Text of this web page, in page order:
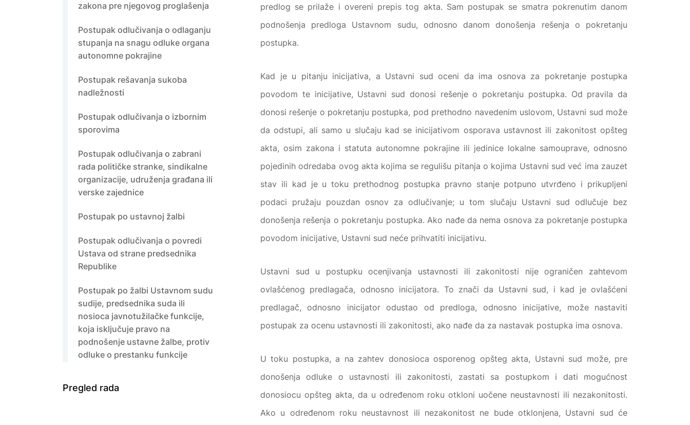
predlog se prilaže i overeni prepis tog akta. Sam postupak se smatra pokrenutim danom
podnošenja predloga Ustavnom sudu, odnosno danom donošenja rešenja o pokretanju
postupka.
Kad je u pitanju inicijativa, a Ustavni sud oceni da ima osnova za pokretanje postupka
povodom te inicijative, Ustavni sud donosi rešenje o pokretanju postupka. Od pravila da
donosi rešenje o pokretanju postupka, pod prethodno navedenim uslovom, Ustavni sud može
da odstupi, ali samo u slučaju kad se inicijativom osporava ustavnost ili zakonitost opšteg
akta, osim zakona i statuta autonomne pokrajine ili jedinice lokalne samouprave, odnosno
pojedinih odredaba ovog akta kojima se regulišu pitanja o kojima Ustavni sud već ima zauzet
stav ili kad je u toku prethodnog postupka pravno stanje potpuno utvrđeno i prikupljeni
podaci pružaju pouzdan osnov za odlučivanje; u tom slučaju Ustavni sud odlučuje bez
donošenja rešenja o pokretanju postupka. Ako nađe da nema osnova za pokretanje postupka
povodom inicijative, Ustavni sud neće prihvatiti inicijativu.
Ustavni sud u postupku ocenjivanja ustavnosti ili zakonitosti nije ograničen zahtevom
ovlašćenog predlagača, odnosno inicijatora. To znači da Ustavni sud, i kad je ovlašćeni
predlagač, odnosno inicijator odustao od predloga, odnosno inicijative, može nastaviti
postupak za ocenu ustavnosti ili zakonitosti, ako nađe da za nastavak postupka ima osnova.
U toku postupka, a na zahtev donosioca osporenog opšteg akta, Ustavni sud može, pre
donošenja odluke o ustavnosti ili zakonitosti, zastati sa postupkom i dati mogućnost
donosiocu opšteg akta, da u određenom roku otkloni uočene neustavnosti ili nezakonitosti.
Ako u određenom roku neustavnost ili nezakonitost ne bude otklonjena, Ustavni sud će
zakona pre njegovog proglašenja
Postupak odlučivanja o odlaganju
stupanja na snagu odluke organa
autonomne pokrajine
Postupak rešavanja sukoba
nadležnosti
Postupak odlučivanja o izbornim
sporovima
Postupak odlučivanja o zabrani
rada političke stranke, sindikalne
organizacije, udruženja građana ili
verske zajednice
Postupak po ustavnoj žalbi
Postupak odlučivanja o povredi
Ustava od strane predsednika
Republike
Postupak po žalbi Ustavnom sudu
sudije, predsednika suda ili
nosioca javnotužilačke funkcije,
koja isključuje pravo na
podnošenje ustavne žalbe, protiv
odluke o prestanku funkcije
Pregled rada